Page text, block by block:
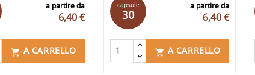
a partire da
6,40 €
 A CARRELLO
a partire da
6,40 €
capsule
30
 A CARRELLO